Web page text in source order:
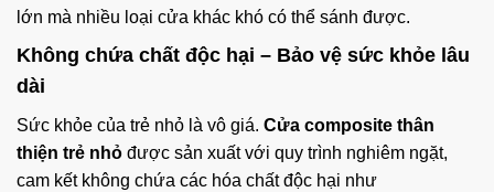
lớn mà nhiều loại cửa khác khó có thể sánh được.
Không chứa chất độc hại – Bảo vệ sức khỏe lâu
dài
Sức khỏe của trẻ nhỏ là vô giá. Cửa composite thân
thiện trẻ nhỏ được sản xuất với quy trình nghiêm ngặt,
cam kết không chứa các hóa chất độc hại như